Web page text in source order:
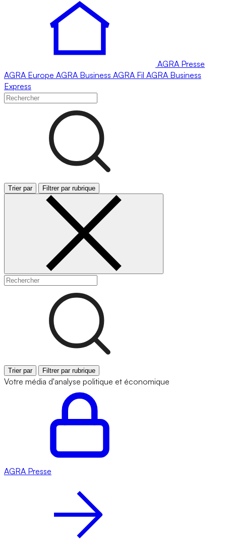
AGRA Presse
AGRA Europe AGRA Business AGRA Fil AGRA Business
Express
Trier par Filtrer par rubrique
Trier par Filtrer par rubrique
Votre média d'analyse politique et économique
AGRA Presse